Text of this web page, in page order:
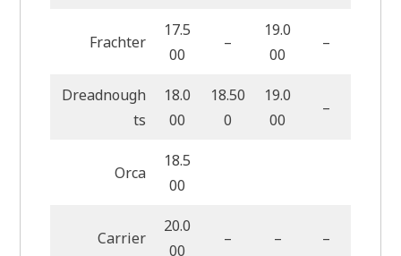
Frachter
17.5
00
–
19.0
00
–
Dreadnough
ts
18.0
00
18.50
0
19.0
00
–
Orca
18.5
00
Carrier
20.0
00
– – –